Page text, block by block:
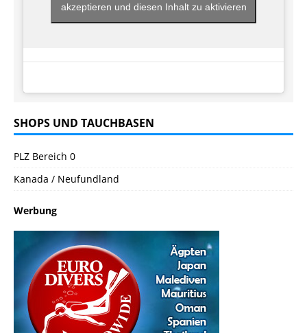
akzeptieren und diesen Inhalt zu aktivieren
SHOPS UND TAUCHBASEN
PLZ Bereich 0
Kanada / Neufundland
Werbung